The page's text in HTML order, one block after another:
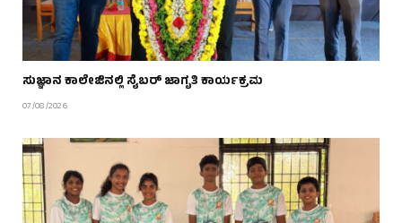
ಸುಜ್ಞಾನ ಕಾಲೇಜಿನಲ್ಲಿ ಸೈಬರ್ ಜಾಗೃತಿ ಕಾರ್ಯಕ್ರಮ
07/08/2026